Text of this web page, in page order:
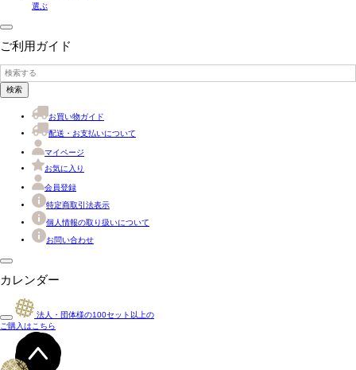
選ぶ
ご利用ガイド
検索
お買い物ガイド
配送・お支払いについて
マイページ
お気に入り
会員登録
特定商取引法表示
個人情報の取り扱いについて
お問い合わせ
カレンダー
法人・団体様の100セット以上の
ご購入はこちら